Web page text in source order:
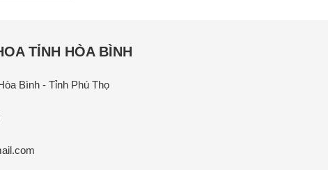
TỈNH HÒA BÌNH
Bình - Tỉnh Phú Thọ